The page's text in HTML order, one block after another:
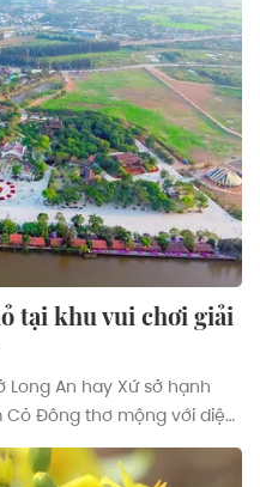
tại khu vui chơi giải
Long An hay Xứ sở hạnh
Đông thơ mộng với diện
khu du lịch, phức hợp